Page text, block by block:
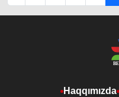
Haqqımızda